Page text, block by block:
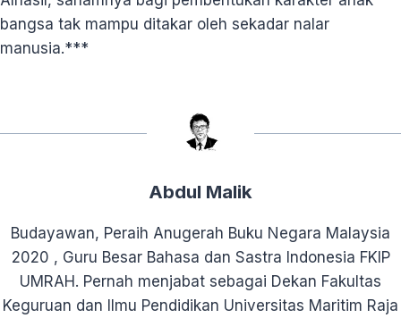
bangsa tak mampu ditakar oleh sekadar nalar
manusia.***
Abdul Malik
Budayawan, Peraih Anugerah Buku Negara Malaysia
2020 , Guru Besar Bahasa dan Sastra Indonesia FKIP
UMRAH. Pernah menjabat sebagai Dekan Fakultas
Keguruan dan Ilmu Pendidikan Universitas Maritim Raja